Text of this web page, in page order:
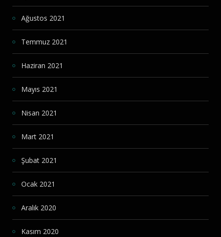
Ağustos 2021
Temmuz 2021
Haziran 2021
Mayıs 2021
Nisan 2021
Mart 2021
Şubat 2021
Ocak 2021
Aralık 2020
Kasım 2020